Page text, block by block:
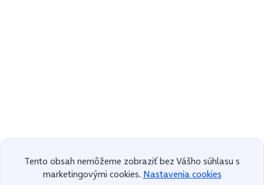
Tento obsah nemôžeme zobraziť bez Vášho súhlasu s
marketingovými cookies. Nastavenia cookies